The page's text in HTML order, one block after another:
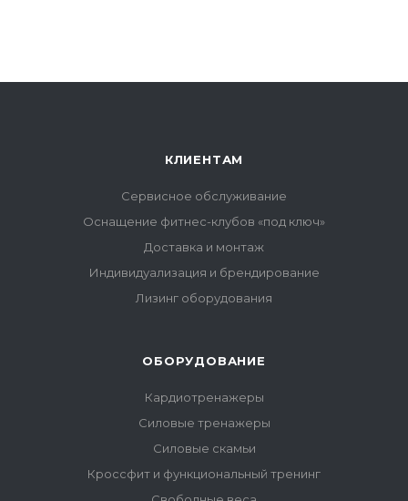
КЛИЕНТАМ
Сервисное обслуживание
Оснащение фитнес-клубов «под ключ»
Доставка и монтаж
Индивидуализация и брендирование
Лизинг оборудования
ОБОРУДОВАНИЕ
Кардиотренажеры
Силовые тренажеры
Силовые скамьи
Кроссфит и функциональный тренинг